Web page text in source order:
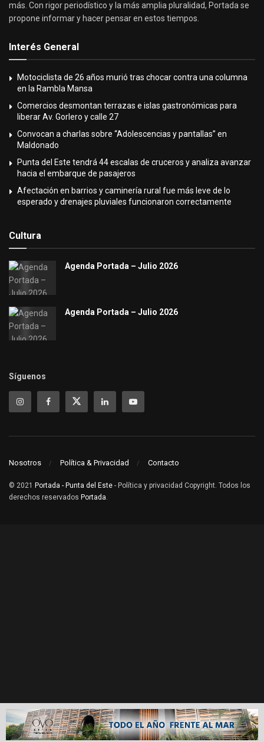
más. Con rigor periodístico y la más amplia pluralidad, Portada se
propone informar y hacer pensar en estos tiempos.
Interés General
Motociclista de 26 años murió tras chocar contra una columna
en la Rambla Mansa
Comercios desmontan terrazas e islas gastronómicas para
liberar Av. Gorlero y calle 27
Convocan a charlas sobre “Adolescencias y pantallas” en
Maldonado
Punta del Este tendrá 44 escalas de cruceros y analiza avanzar
hacia el embarque de pasajeros
Afectación en barrios y caminería rural fue más leve de lo
esperado y drenajes pluviales funcionaron correctamente
Cultura
Agenda Portada – Julio 2026
Agenda Portada – Julio 2026
Síguenos
Nosotros Política & Privacidad Contacto
© 2021 Portada - Punta del Este - Política y privacidad Copyright. Todos los
derechos reservados Portada.